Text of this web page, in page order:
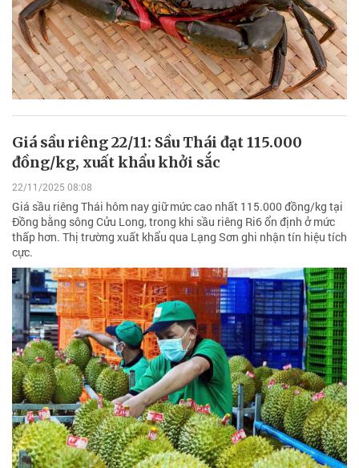
Giá sầu riêng 22/11: Sầu Thái đạt 115.000
đồng/kg, xuất khẩu khởi sắc
22/11/2025 08:08
Giá sầu riêng Thái hôm nay giữ mức cao nhất 115.000 đồng/kg tại
Đồng bằng sông Cửu Long, trong khi sầu riêng Ri6 ổn định ở mức
thấp hơn. Thị trường xuất khẩu qua Lạng Sơn ghi nhận tín hiệu tích
cực.